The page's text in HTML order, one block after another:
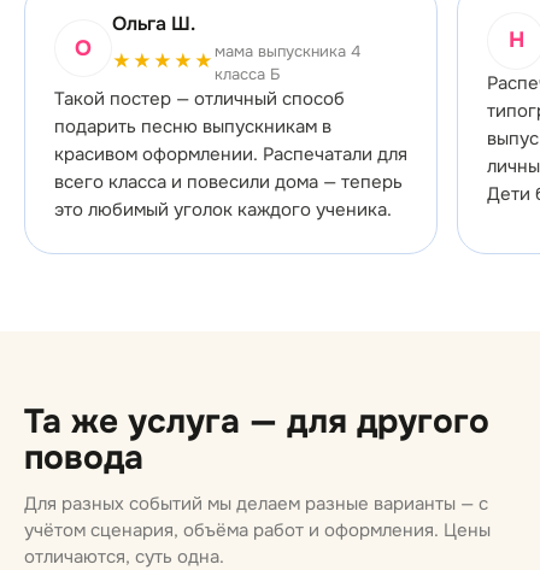
О
Ольга Ш.
★★★★★ мама выпускника 4
класса Б
Такой постер — отличный способ
подарить песню выпускникам в
красивом оформлении. Распечатали для
всего класса и повесили дома — теперь
это любимый уголок каждого ученика.
Н
Дети
Та же услуга — для другого
повода
Для разных событий мы делаем разные варианты — с
учётом сценария, объёма работ и оформления. Цены
отличаются, суть одна.